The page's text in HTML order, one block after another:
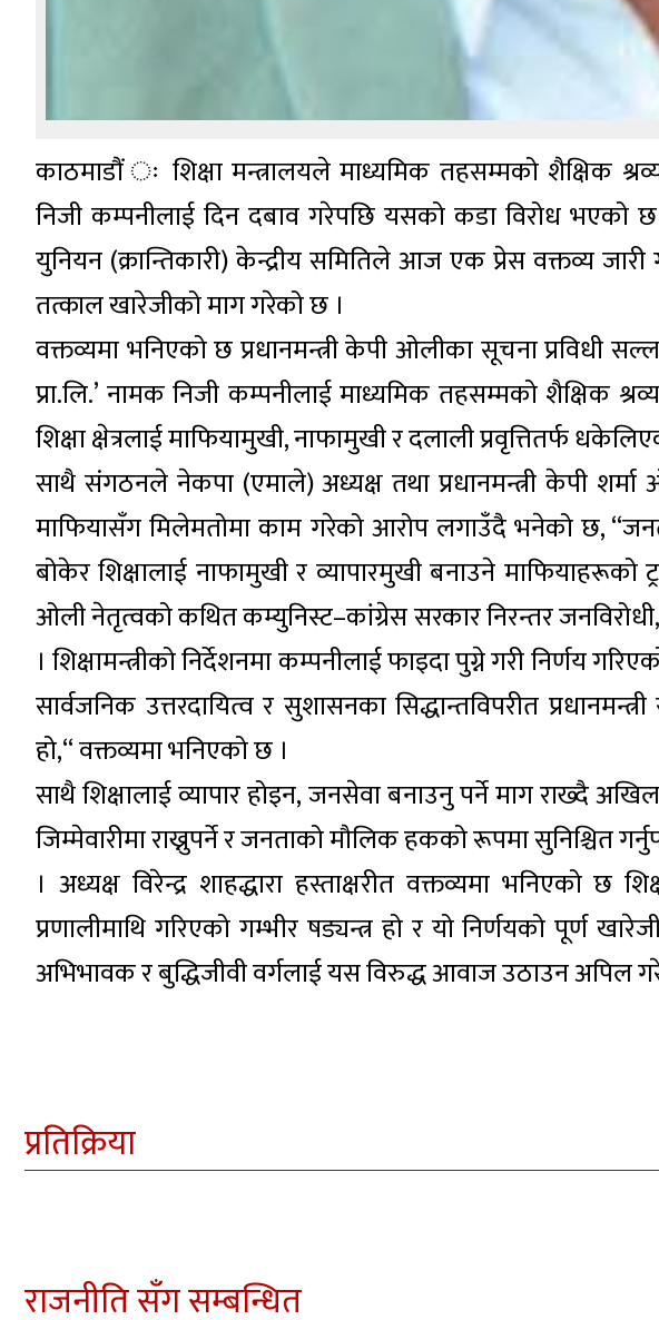
काठमाडौं ः शिक्षा मन्त्रालयले माध्यमिक तहसम्मको शैक्षिक
निजी कम्पनीलाई दिन दबाव गरेपछि यसको कडा विरोध भएको छ ।
युनियन (क्रान्तिकारी) केन्द्रीय समितिले आज एक प्रेस वक्तव्य जारी
तत्काल खारेजीको माग गरेको छ ।
वक्तव्यमा भनिएको छ प्रधानमन्त्री केपी ओलीका सूचना प्रविधी
प्रा.लि.’ नामक निजी कम्पनीलाई माध्यमिक तहसम्मको शैक्षिक
शिक्षा क्षेत्रलाई माफियामुखी, नाफामुखी र दलाली प्रवृत्तितर्फ
साथै संगठनले नेकपा (एमाले) अध्यक्ष तथा प्रधानमन्त्री केपी शर्मा
माफियासँग मिलेमतोमा काम गरेको आरोप लगाउँदै भनेको छ,
बोकेर शिक्षालाई नाफामुखी र व्यापारमुखी बनाउने माफियाहरूको
ओली नेतृत्वको कथित कम्युनिस्ट–कांग्रेस सरकार निरन्तर
। शिक्षामन्त्रीको निर्देशनमा कम्पनीलाई फाइदा पुग्ने गरी निर्णय
सार्वजनिक उत्तरदायित्व र सुशासनका सिद्धान्तविपरीत
हो,“ वक्तव्यमा भनिएको छ ।
साथै शिक्षालाई व्यापार होइन, जनसेवा बनाउनु पर्ने माग राख्दै
जिम्मेवारीमा राख्नुपर्ने र जनताको मौलिक हकको रूपमा सुनिश्चित
। अध्यक्ष विरेन्द्र शाहद्धारा हस्ताक्षरीत वक्तव्यमा भनिएको छ
प्रणालीमाथि गरिएको गम्भीर षड्यन्त्र हो र यो निर्णयको पूर्ण
अभिभावक र बुद्धिजीवी वर्गलाई यस विरुद्ध आवाज उठाउन अपिल
प्रतिक्रिया
राजनीति सँग सम्बन्धित